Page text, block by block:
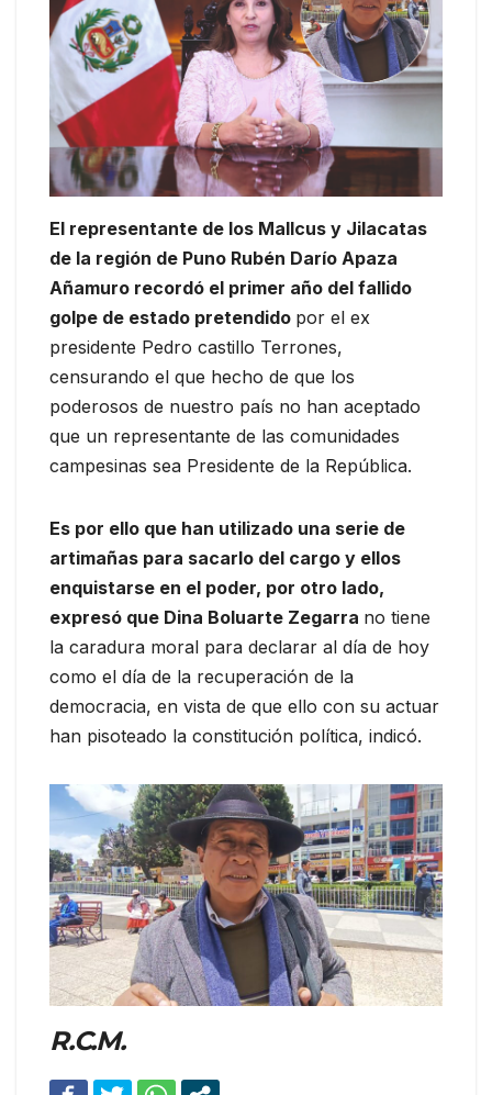
El representante de los Mallcus y Jilacatas
de la región de Puno Rubén Darío Apaza
Añamuro recordó el primer año del fallido
golpe de estado pretendido por el ex
presidente Pedro castillo Terrones,
censurando el que hecho de que los
poderosos de nuestro país no han aceptado
que un representante de las comunidades
campesinas sea Presidente de la República.
Es por ello que han utilizado una serie de
artimañas para sacarlo del cargo y ellos
enquistarse en el poder, por otro lado,
expresó que Dina Boluarte Zegarra no tiene
la caradura moral para declarar al día de hoy
como el día de la recuperación de la
democracia, en vista de que ello con su actuar
han pisoteado la constitución política, indicó.
R.C.M.